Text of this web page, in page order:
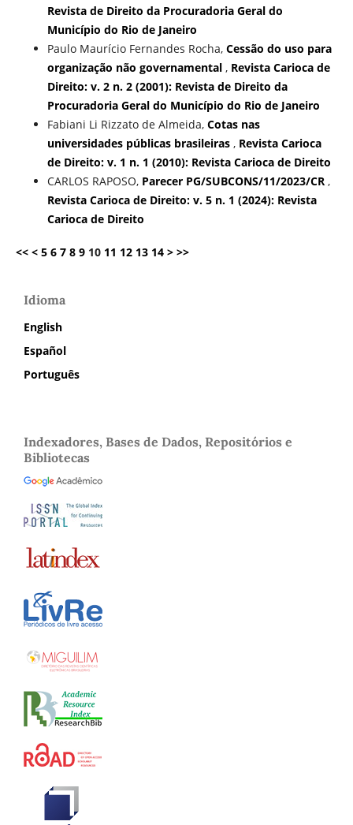
Revista de Direito da Procuradoria Geral do
Município do Rio de Janeiro
Paulo Maurício Fernandes Rocha, Cessão do uso para
organização não governamental , Revista Carioca de
Direito: v. 2 n. 2 (2001): Revista de Direito da
Procuradoria Geral do Município do Rio de Janeiro
Fabiani Li Rizzato de Almeida, Cotas nas
universidades públicas brasileiras , Revista Carioca
de Direito: v. 1 n. 1 (2010): Revista Carioca de Direito
CARLOS RAPOSO, Parecer PG/SUBCONS/11/2023/CR ,
Revista Carioca de Direito: v. 5 n. 1 (2024): Revista
Carioca de Direito
<< < 5 6 7 8 9 10 11 12 13 14 > >>
Idioma
English
Español
Português
Indexadores, Bases de Dados, Repositórios e
Bibliotecas